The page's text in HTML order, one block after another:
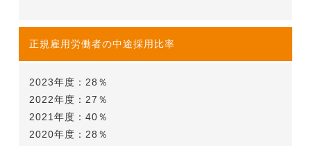
正規雇用労働者の中途採用比率
2023年度：28％
2022年度：27％
2021年度：40％
2020年度：28％